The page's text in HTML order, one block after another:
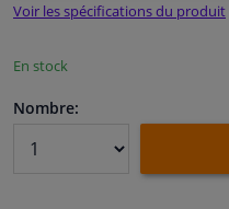
Capteurs & électronique
Voir les spécifications du produit
En stock
Nombre: